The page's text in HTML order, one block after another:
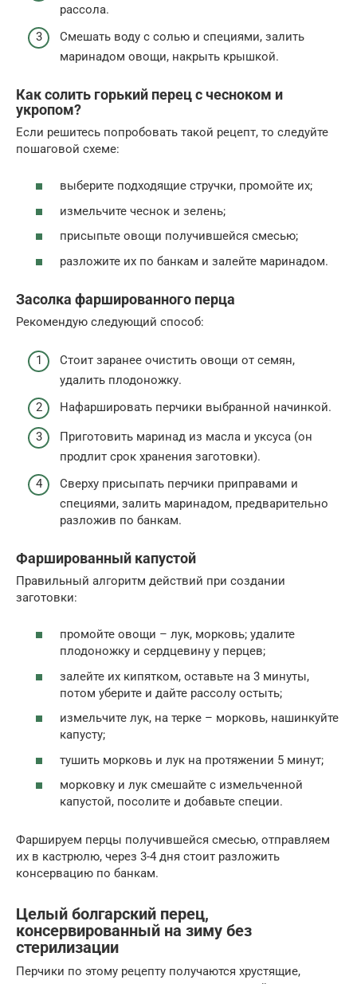
рассола.
Смешать воду с солью и специями, залить
маринадом овощи, накрыть крышкой.
Как солить горький перец с чесноком и
укропом?
Если решитесь попробовать такой рецепт, то следуйте
пошаговой схеме:
выберите подходящие стручки, промойте их;
измельчите чеснок и зелень;
присыпьте овощи получившейся смесью;
разложите их по банкам и залейте маринадом.
Засолка фаршированного перца
Рекомендую следующий способ:
Стоит заранее очистить овощи от семян,
удалить плодоножку.
Нафаршировать перчики выбранной начинкой.
Приготовить маринад из масла и уксуса (он
продлит срок хранения заготовки).
Сверху присыпать перчики приправами и
специями, залить маринадом, предварительно
разложив по банкам.
Фаршированный капустой
Правильный алгоритм действий при создании
заготовки:
промойте овощи – лук, морковь; удалите
плодоножку и сердцевину у перцев;
залейте их кипятком, оставьте на 3 минуты,
потом уберите и дайте рассолу остыть;
измельчите лук, на терке – морковь, нашинкуйте
капусту;
тушить морковь и лук на протяжении 5 минут;
морковку и лук смешайте с измельченной
капустой, посолите и добавьте специи.
Фаршируем перцы получившейся смесью, отправляем
их в кастрюлю, через 3-4 дня стоит разложить
консервацию по банкам.
Целый болгарский перец,
консервированный на зиму без
стерилизации
Перчики по этому рецепту получаются хрустящие,